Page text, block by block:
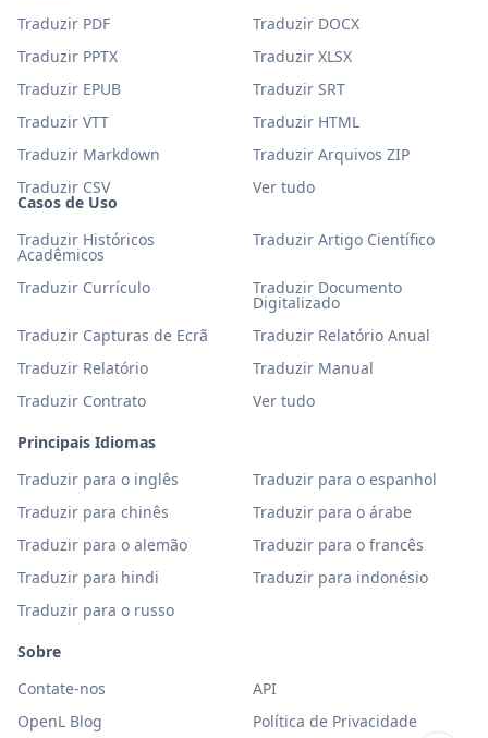
Casos de Uso
Traduzir Históricos
Acadêmicos
Traduzir Artigo Científico
Traduzir Currículo Traduzir Documento
Digitalizado
Traduzir Capturas de Ecrã
Traduzir Relatório Anual
Traduzir Relatório
Traduzir Manual
Traduzir Contrato
Ver tudo
Principais Idiomas
Traduzir para o inglês
Traduzir para o espanhol
Traduzir para chinês
Traduzir para o árabe
Traduzir para o alemão
Traduzir para o francês
Traduzir para hindi
Traduzir para indonésio
Traduzir para o russo
Traduzir PDF
Traduzir DOCX
Traduzir PPTX
Traduzir XLSX
Traduzir EPUB
Traduzir SRT
Traduzir VTT
Traduzir HTML
Traduzir Markdown
Traduzir Arquivos ZIP
Traduzir CSV
Ver tudo
Sobre
Contate-nos
API
OpenL Blog
Política de Privacidade